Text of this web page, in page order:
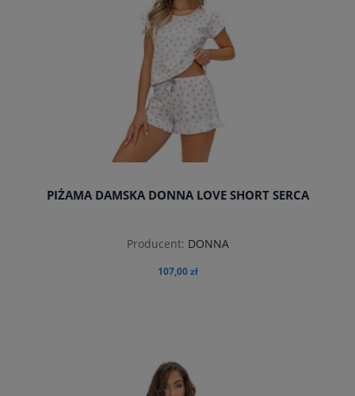
PIŻAMA DAMSKA DONNA LOVE SHORT SERCA
Producent: DONNA
107,00 zł
do koszyka